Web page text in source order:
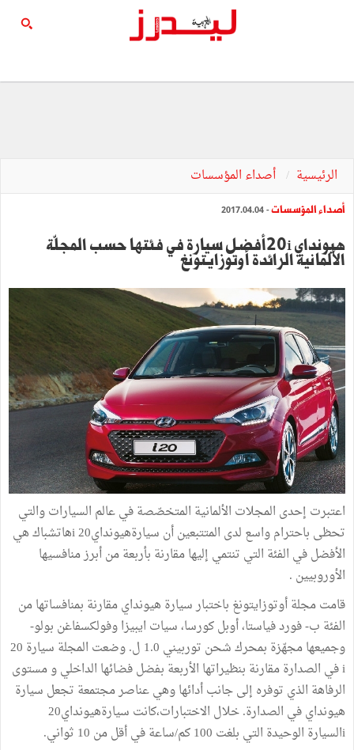
الرئيسية أصداء المؤسسات
أصداء المؤسسات- 2017.04.04
هيونداي 20iأفضل سيارة في فئتها حسب المجلّة
الألمانية الرائدة أوتوزايتونغ
اعتبرت إحدى المجلات الألمانية المتخصّصة في عالم السيارات والتي
تحظى باحترام واسع لدى المتتبعين أن سيارةهيونداي20 iهاتشباك هي
الأفضل في الفئة التي تنتمي إليها مقارنة بأربعة من أبرز منافسيها
الأوروبيين .
قامت مجلة أوتوزايتونغ باختبار سيارة هيونداي مقارنة بمنافساتها من
الفئة ب- فورد فياستا، أوبل كورسا، سيات ايبيزا وفولكسفاغن بولو-
وجميعها مجهّزة بمحرك شحن توربيني 1.0 ل. وضعت المجلة سيارة 20
i في الصدارة مقارنة بنظيراتها الأربعة بفضل فضائها الداخلي و مستوى
الرفاهة الذي توفره إلى جانب أدائها وهي عناصر مجتمعة تجعل سيارة
هيونداي في الصدارة. خلال الاختبارات،كانت سيارةهيونداي20
iالسيارة الوحيدة التي بلغت 100 كم/ساعة في أقل من 10 ثواني.